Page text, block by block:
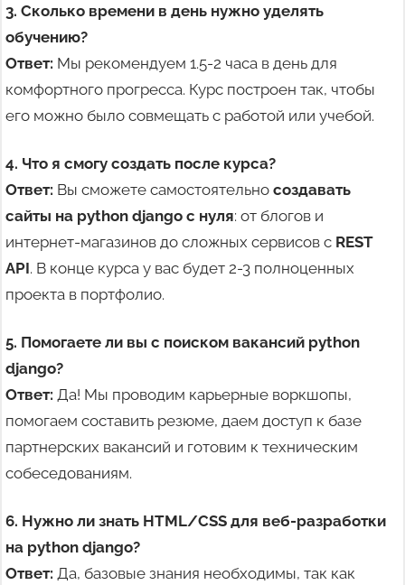
3. Сколько времени в день нужно уделять
обучению?
Ответ: Мы рекомендуем 1.5-2 часа в день для
комфортного прогресса. Курс построен так, чтобы
его можно было совмещать с работой или учебой.
4. Что я смогу создать после курса?
Ответ: Вы сможете самостоятельносоздавать
сайты на python django с нуля: от блогов и
интернет-магазинов до сложных сервисов с REST
API. В конце курса у вас будет 2-3 полноценных
проекта в портфолио.
5. Помогаете ли вы с поиском вакансий python
django?
Ответ: Да! Мы проводим карьерные воркшопы,
помогаем составить резюме, даем доступ к базе
партнерских вакансий и готовим к техническим
собеседованиям.
6. Нужно ли знать HTML/CSS для веб-разработки
на python django?
Ответ: Да, базовые знания необходимы, так как